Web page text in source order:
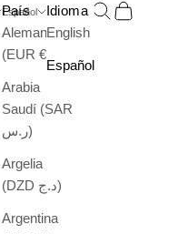
País
Alemania
(EUR €)
Arabia
Saudí (SAR
ر.س)
Argelia
(DZD د.ج)
Argentina
Español
Idioma
English
Español
Buscar
Cesta